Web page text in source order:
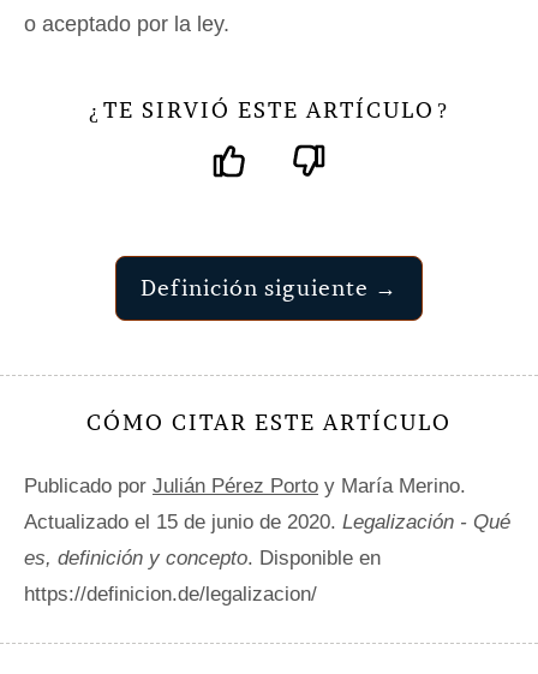
o aceptado por la ley.
¿ TE SIRVIÓ ESTE ARTÍCULO ?
Definición siguiente →
CÓMO CITAR ESTE ARTÍCULO
Publicado por Julián Pérez Porto y María Merino.
Actualizado el 15 de junio de 2020. Legalización - Qué
es, definición y concepto. Disponible en
https://definicion.de/legalizacion/